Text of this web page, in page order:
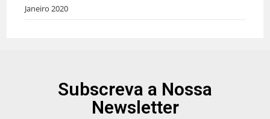
Janeiro 2020
Subscreva a Nossa
Newsletter